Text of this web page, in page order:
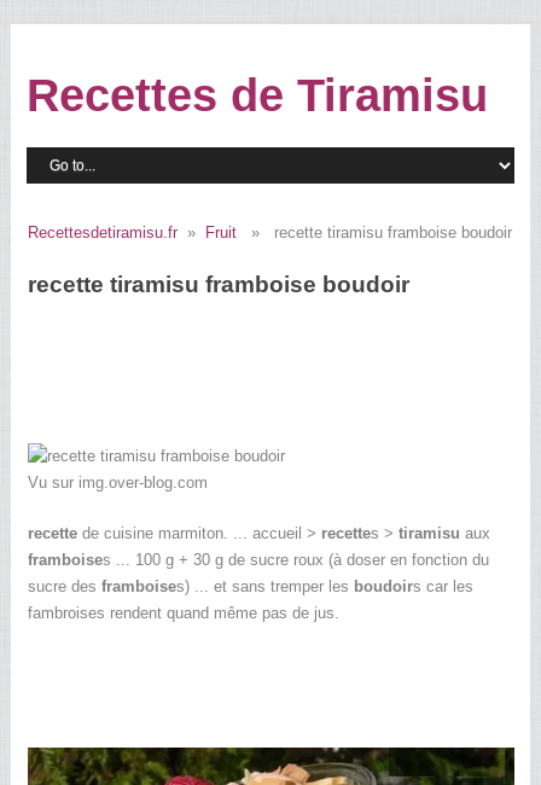
Recettes de Tiramisu
Recettesdetiramisu.fr» Fruit» recette tiramisu framboise boudoir
recette tiramisu framboise boudoir
Vu sur img.over-blog.com
recettede cuisine marmiton. ... accueil > recettes > tiramisu aux
framboises ... 100 g + 30 g de sucre roux (à doser en fonction du
sucre des framboises) ... et sans tremper les boudoirs car les
fambroises rendent quand même pas de jus.